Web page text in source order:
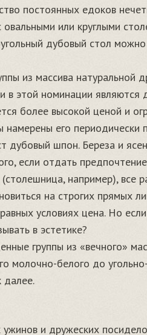
постоянных едоков
или круглыми
дубовый стол
из массива натуральной
в этой номинации
более высокой ценой и
намерены его
дубовый шпон. Береза и
если отдать
например), все
на строгих прямых
условиях цена. Но
в эстетике?
группы из «вечного»
молочно-белого до
далее.
и дружеских